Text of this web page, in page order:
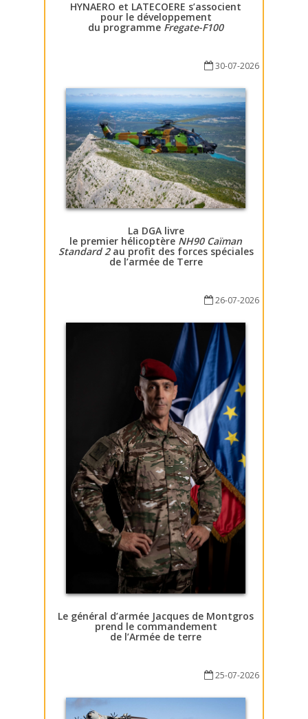
HYNAERO et LATECOERE s’associent
pour le développement
du programme Fregate-F100
30-07-2026
La DGA livre
le premier hélicoptère NH90 Caïman
Standard 2au profit des forces spéciales
de l’armée de Terre
26-07-2026
Le général d’armée Jacques de Montgros
prend le commandement
de l’Armée de terre
25-07-2026